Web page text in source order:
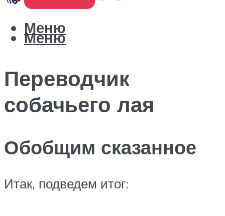
Меню
Меню
Переводчик
собачьего лая
Обобщим сказанное
Итак, подведем итог: